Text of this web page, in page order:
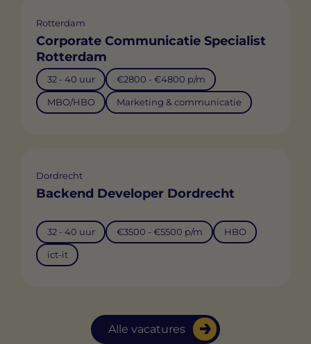
Alle vacatures
Rotterdam
Corporate Communicatie Specialist
Rotterdam
32 - 40 uur €2800 - €4800 p/m
MBO/HBO Marketing & communicatie
Dordrecht
Backend Developer Dordrecht
32 - 40 uur €3500 - €5500 p/m HBO
ict-it